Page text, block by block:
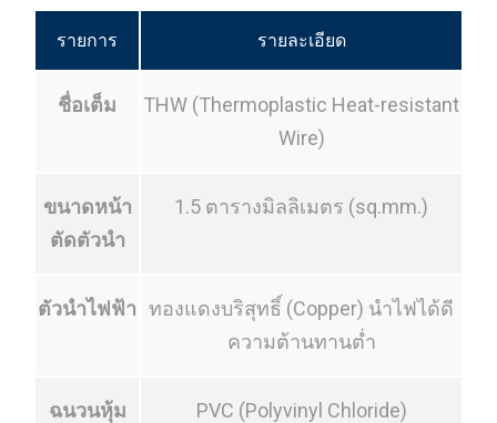
รายการ รายละเอียด
ชื่อเต็ม
THW (Thermoplastic Heat-resistant
Wire)
ขนาดหน้า
ตัดตัวนำ
1.5 ตารางมิลลิเมตร (sq.mm.)
ตัวนำไฟฟ้า ทองแดงบริสุทธิ์ (Copper) นำไฟได้ดี
ความต้านทานต่ำ
ฉนวนหุ้ม PVC (Polyvinyl Chloride)